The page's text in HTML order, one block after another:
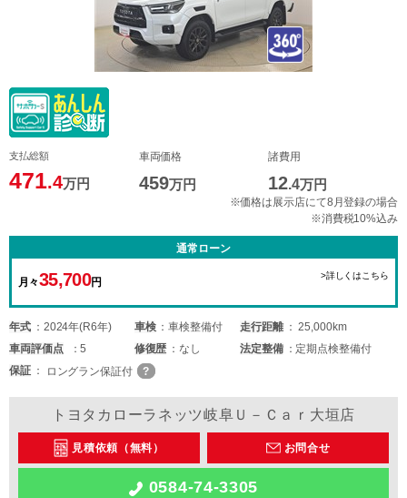
支払総額
471.4万円
車両価格
459万円
諸費用
12.4万円
※価格は展示店にて8月登録の場合
※消費税10%込み
通常ローン
月々35,700円
>詳しくはこちら
年式 2024年(R6年) 車検 車検整備付 走行距離
25,000km
車両評価点 5 修復歴 なし 法定整備
定期点検整備付
保証
ロングラン保証付
トヨタカローラネッツ岐阜Ｕ－Ｃａｒ大垣店
見積依頼（無料） お問合せ
0584-74-3305